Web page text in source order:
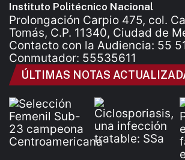
Instituto Politécnico Nacional
Prolongación Carpio 475, col.
Tomás, C.P. 11340, Ciudad de
Contacto con la Audiencia: 55
Conmutador: 55535611
ÚLTIMAS NOTAS